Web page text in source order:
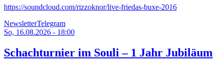
https://soundcloud.com/rizzoknor/live-friedas-buxe-2016
NewsletterTelegram
So, 16.08.2026 - 18:00
Schachturnier im Souli – 1 Jahr Jubiläum